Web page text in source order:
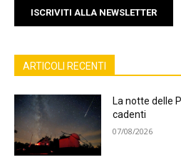
ISCRIVITI ALLA NEWSLETTER
ARTICOLI RECENTI
La notte delle
cadenti
07/08/2026